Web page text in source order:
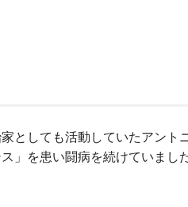
としても活動していたアント
」を患い闘病を続けていまし